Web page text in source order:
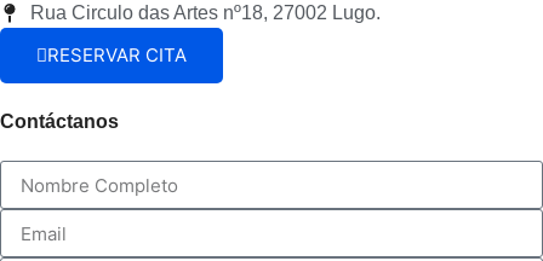
Rua Circulo das Artes nº18, 27002 Lugo.
RESERVAR CITA
Contáctanos